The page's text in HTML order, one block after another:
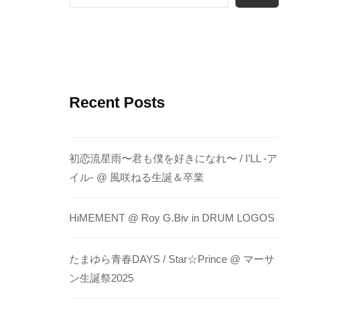
Recent Posts
初恋流星雨〜君も僕を好きになれ〜 / I’LL -ア
イル- @ 風咲ねる生誕＆卒業
HiMEMENT @ Roy G.Biv in DRUM LOGOS
たまゆら青春DAYS / Star☆Prince @ マーサ
ン生誕祭2025